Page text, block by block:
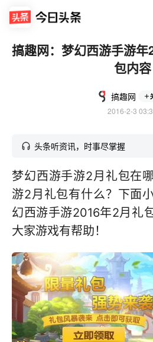
搞趣网：梦幻西游手游
包内容
搞趣网
2016-2-3
头条听资讯，时事尽掌握
梦幻西游手游2月礼包在
游2月礼包有什么？下面
幻西游手游2016年2月礼
大家游戏有帮助！